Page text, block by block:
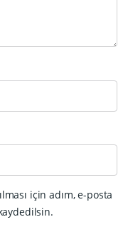
için adım, e-posta